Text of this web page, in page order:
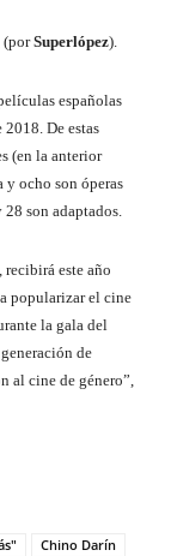
(porSuperlópez).
españolas
De estas
(en la anterior
ocho son óperas
son adaptados.
este año
popularizar el cine
la gala del
de
al cine de género”,
Chino Darín